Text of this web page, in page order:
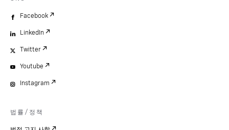
Facebook
LinkedIn
Twitter
Youtube
Instagram
법률/정책